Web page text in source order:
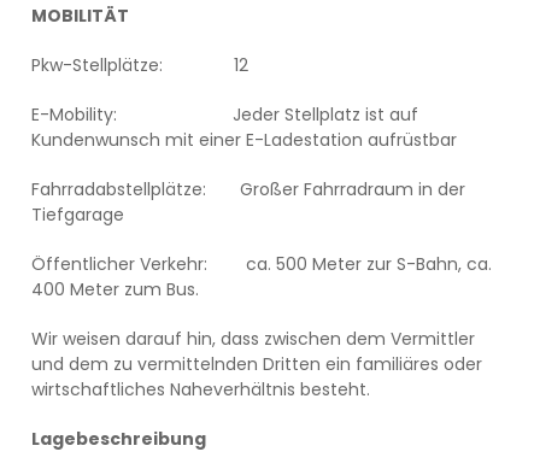
MOBILITÄT
Pkw-Stellplätze: 12
E-Mobility: Jeder Stellplatz ist auf
Kundenwunsch mit einer E-Ladestation aufrüstbar
Fahrradabstellplätze: Großer Fahrradraum in der
Tiefgarage
Öffentlicher Verkehr: ca. 500 Meter zur S-Bahn, ca.
400 Meter zum Bus.
Wir weisen darauf hin, dass zwischen dem Vermittler
und dem zu vermittelnden Dritten ein familiäres oder
wirtschaftliches Naheverhältnis besteht.
Lagebeschreibung